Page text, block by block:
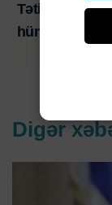
Tətil əyləncəsi
hündürlükdən
Digər